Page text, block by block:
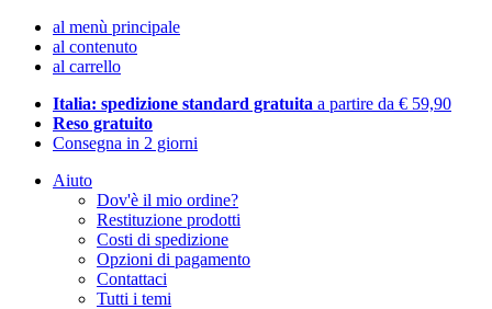
al menù principale
al contenuto
al carrello
Italia: spedizione standard gratuita a partire da € 59,90
Reso gratuito
Consegna in 2 giorni
Aiuto
Dov'è il mio ordine?
Restituzione prodotti
Costi di spedizione
Opzioni di pagamento
Contattaci
Tutti i temi